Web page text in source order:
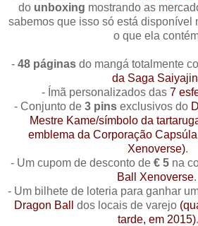
do unboxing mostrando as
sabemos que isso só está disponível
o que ela
- 48 páginasdo mangá totalmente
da Saga Saiyajin
- Ímã personalizados das 7
- Conjunto de 3 pinsexclusivos do
Mestre Kame/símbolo da
emblema da Corporação
Xenoverse).
- Um cupom de desconto de € 5 na
Ball Xenoverse.
- Um bilhete de loteria para ganhar
Dragon Ball
dos locais de varejo
tarde, em 2015).